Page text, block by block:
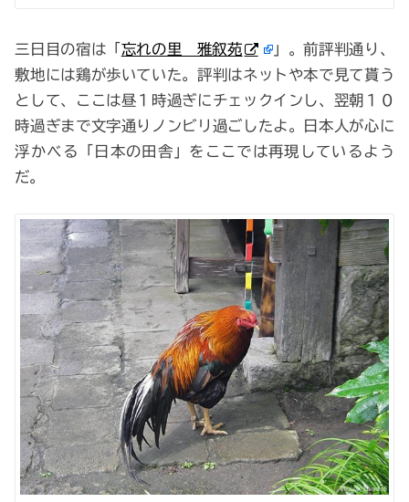
三日目の宿は「忘れの里 雅叙苑
」。前評判通り、
敷地には鶏が歩いていた。評判はネットや本で見て貰う
として、ここは昼１時過ぎにチェックインし、翌朝１０
時過ぎまで文字通りノンビリ過ごしたよ。日本人が心に
浮かべる「日本の田舎」をここでは再現しているよう
だ。